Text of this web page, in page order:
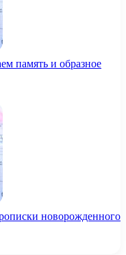
память и образное
новорожденного